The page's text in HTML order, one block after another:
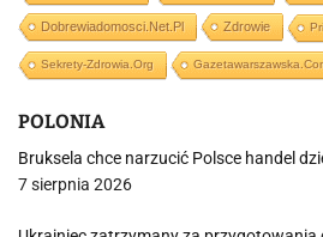
Dobrewiadomosci.net.pl Zdrowie
Sekrety-Zdrowia.org
POLONIA
Bruksela chce narzucić Polsce handel
7 sierpnia 2026